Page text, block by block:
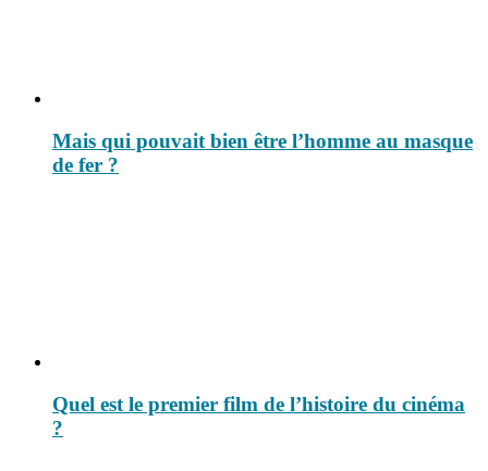
Mais qui pouvait bien être l’homme au masque
de fer ?
Quel est le premier film de l’histoire du cinéma
?